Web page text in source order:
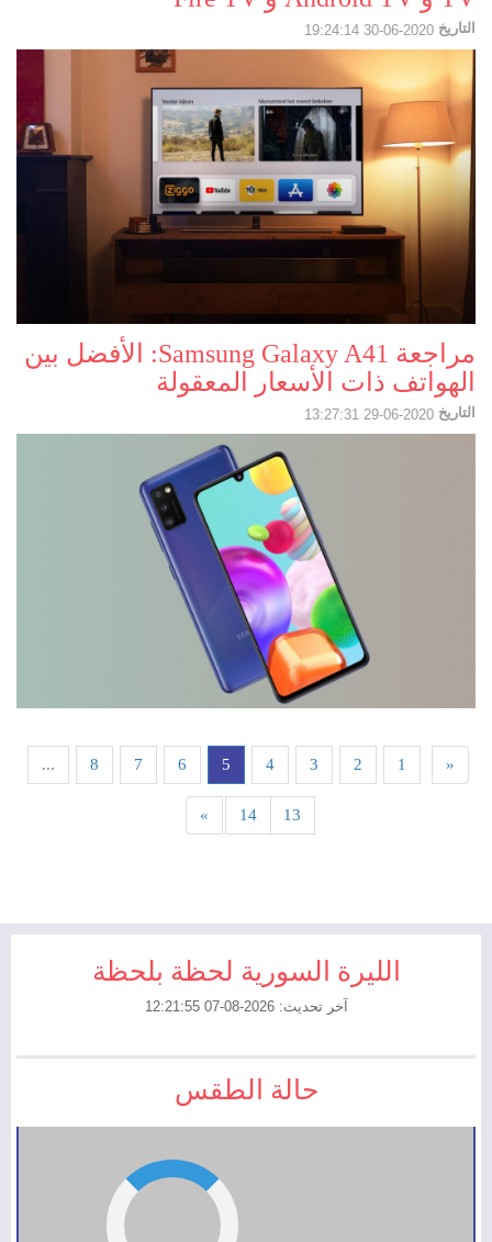
التاريخ
مراجعة Samsung Galaxy A41: الأفضل بين
الهواتف ذات الأسعار المعقولة
التاريخ
«
1
2
3
4
5
6
7
8
...
13
14
»
الليرة السورية لحظة بلحظة
آخر تحديث: 2026-08-07 12:21:55
حالة الطقس